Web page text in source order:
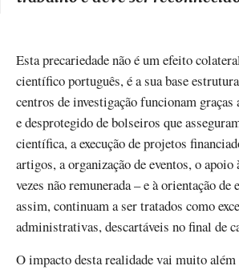
Esta precariedade não é um efeito
científico português, é a sua base
centros de investigação funcionam
e desprotegido de bolseiros que
científica, a execução de projetos
artigos, a organização de eventos, o apoio
vezes não remunerada – e à orientação de
assim, continuam a ser tratados como
administrativas, descartáveis no final de
O impacto desta realidade vai muito além